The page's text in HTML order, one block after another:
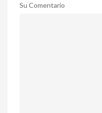
Su Comentario